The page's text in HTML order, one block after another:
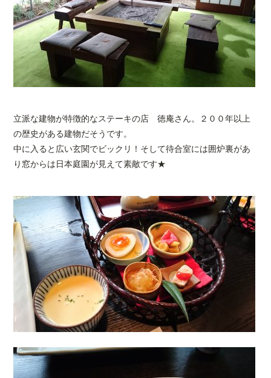
立派な建物が特徴的なステーキの店 徳庵さん。２００年以上
の歴史がある建物だそうです。
中に入ると広い玄関でビックリ！そして待合室には囲炉裏があ
り窓からは日本庭園が見えて素敵です★